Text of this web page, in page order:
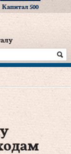
Капитал 500